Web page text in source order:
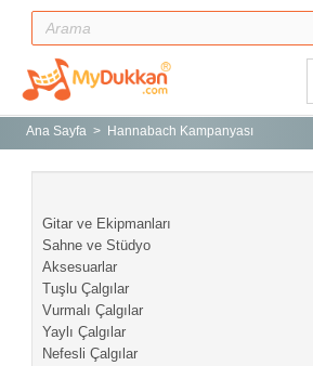
Ana Sayfa
Gitar ve Ekipmanları
Tuşlu Çalgılar
Vurmalı Çalgılar
Yaylı Çalgılar
Nefesli Çalgılar
Ana Sayfa Hannabach Kampanyası
Gitar ve Ekipmanları
Sahne ve Stüdyo
Aksesuarlar
Tuşlu Çalgılar
Vurmalı Çalgılar
Yaylı Çalgılar
Nefesli Çalgılar